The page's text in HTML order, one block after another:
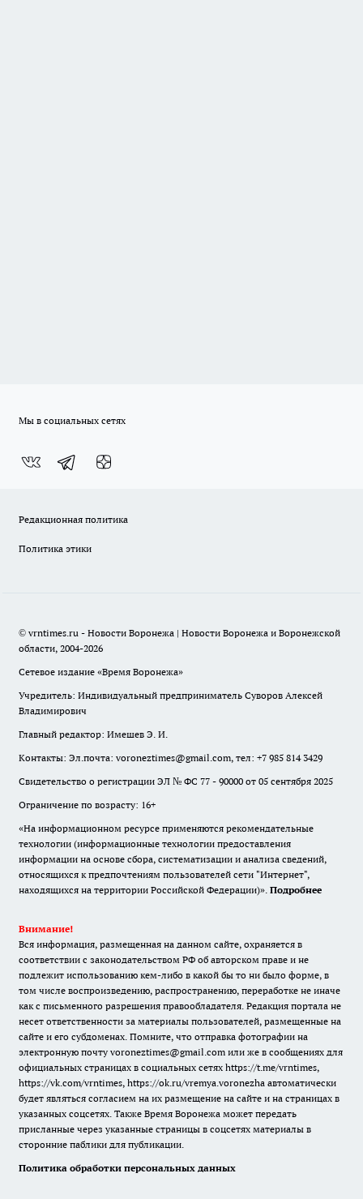
Мы в социальных сетях
Редакционная политика
Политика этики
© vrntimes.ru - Новости Воронежа | Новости Воронежа и Воронежской
области, 2004-2026
Сетевое издание «Время Воронежа»
Учредитель: Индивидуальный предприниматель Суворов Алексей
Владимирович
Главный редактор: Имешев Э. И.
Контакты: Эл.почта: voroneztimes@gmail.com, тел: +7 985 814 3429
Свидетельство о регистрации ЭЛ № ФС 77 - 90000 от 05 сентября 2025
Ограничение по возрасту: 16+
«На информационном ресурсе применяются рекомендательные
технологии (информационные технологии предоставления
информации на основе сбора, систематизации и анализа сведений,
относящихся к предпочтениям пользователей сети "Интернет",
находящихся на территории Российской Федерации)». Подробнее
Внимание!
Вся информация, размещенная на данном сайте, охраняется в
соответствии с законодательством РФ об авторском праве и не
подлежит использованию кем-либо в какой бы то ни было форме, в
том числе воспроизведению, распространению, переработке не иначе
как с письменного разрешения правообладателя. Редакция портала не
несет ответственности за материалы пользователей, размещенные на
сайте и его субдоменах. Помните, что отправка фотографии на
электронную почту voroneztimes@gmail.com или же в сообщениях для
официальных страницах в социальных сетях https://t.me/vrntimes,
https://vk.com/vrntimes, https://ok.ru/vremya.voronezha автоматически
будет являться согласием на их размещение на сайте и на страницах в
указанных соцсетях. Также Время Воронежа может передать
присланные через указанные страницы в соцсетях материалы в
сторонние паблики для публикации.
Политика обработки персональных данных